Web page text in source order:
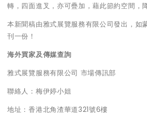
轉，四面進叉，亦可疊加，藉此節約空間，
本新聞稿由雅式展覽服務有限公司發出，如
刊一份！
海外買家及傳媒查詢
雅式展覽服務有限公司 市場傳訊部
聯絡人：梅伊婷小姐
地址：香港北角渣華道321號6樓